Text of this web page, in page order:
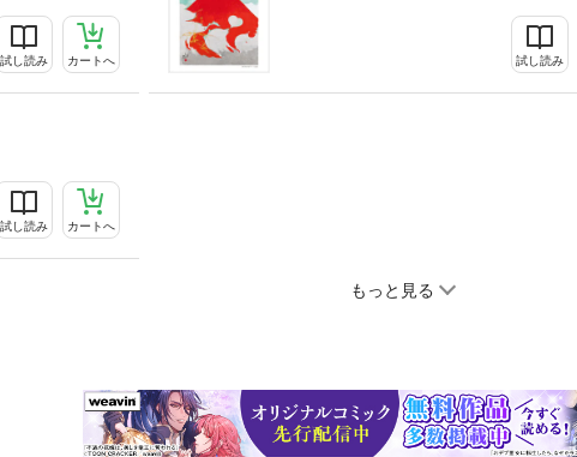
試し読み カートへ 試し読み
試し読み カートへ
もっと見る